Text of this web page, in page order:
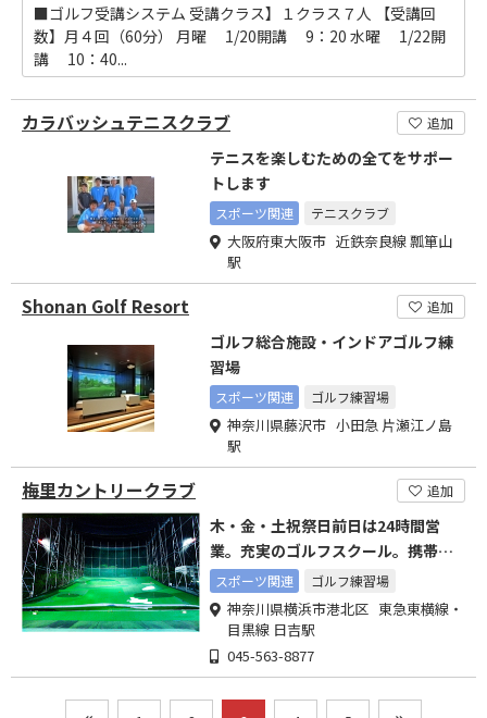
■ゴルフ受講システム 受講クラス】１クラス７人 【受講回
数】月４回（60分） 月曜 1/20開講 9：20 水曜 1/22開
講 10：40...
カラバッシュテニスクラブ 追加
テニスを楽しむための全てをサポー
トします
スポーツ関連 テニスクラブ
大阪府東大阪市 近鉄奈良線 瓢箪山
駅
Shonan Golf Resort 追加
ゴルフ総合施設・インドアゴルフ練
習場
スポーツ関連 ゴルフ練習場
神奈川県藤沢市 小田急 片瀬江ノ島
駅
梅里カントリークラブ 追加
木・金・土祝祭日前日は24時間営
業。充実のゴルフスクール。携帯で
打席予約可能。
スポーツ関連 ゴルフ練習場
神奈川県横浜市港北区 東急東横線・
目黒線 日吉駅
045-563-8877